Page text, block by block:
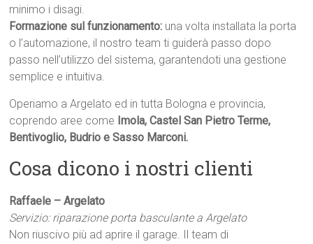
minimo i disagi.
Formazione sul funzionamento: una volta installata la porta
o l’automazione, il nostro team ti guiderà passo dopo
passo nell’utilizzo del sistema, garantendoti una gestione
semplice e intuitiva.
Operiamo a Argelato ed in tutta Bologna e provincia,
coprendo aree come Imola, Castel San Pietro Terme,
Bentivoglio, Budrio e Sasso Marconi.
Cosa dicono i nostri clienti
Raffaele – Argelato
Servizio: riparazione porta basculante a Argelato
Non riuscivo più ad aprire il garage. Il team di